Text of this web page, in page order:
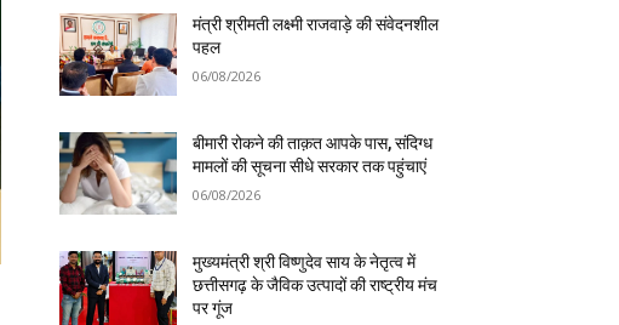
मंत्री श्रीमती लक्ष्मी राजवाड़े की संवेदनशील
पहल
06/08/2026
बीमारी रोकने की ताक़त आपके पास, संदिग्ध
मामलों की सूचना सीधे सरकार तक पहुंचाएं
06/08/2026
मुख्यमंत्री श्री विष्णुदेव साय के नेतृत्व में
छत्तीसगढ़ के जैविक उत्पादों की राष्ट्रीय मंच
पर गूंज